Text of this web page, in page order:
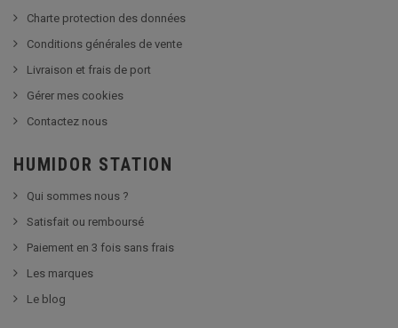
Charte protection des données
Conditions générales de vente
Livraison et frais de port
Gérer mes cookies
Contactez nous
HUMIDOR STATION
Qui sommes nous ?
Satisfait ou remboursé
Paiement en 3 fois sans frais
Les marques
Le blog